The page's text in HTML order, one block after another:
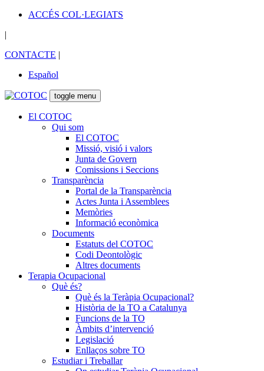
ACCÉS COL·LEGIATS
|
CONTACTE |
Español
toggle menu
El COTOC
Qui som
El COTOC
Missió, visió i valors
Junta de Govern
Comissions i Seccions
Transparència
Portal de la Transparència
Actes Junta i Assemblees
Memòries
Informació econòmica
Documents
Estatuts del COTOC
Codi Deontològic
Altres documents
Terapia Ocupacional
Què és?
Què és la Teràpia Ocupacional?
Història de la TO a Catalunya
Funcions de la TO
Àmbits d’intervenció
Legislació
Enllaços sobre TO
Estudiar i Treballar